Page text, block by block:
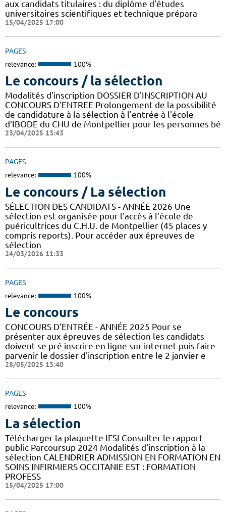
aux candidats titulaires : du diplôme d’études
universitaires scientifiques et technique prépara
15/04/2025 17:00
PAGES
relevance: 100%
Le concours / la sélection
Modalités d'inscription DOSSIER D'INSCRIPTION AU
CONCOURS D'ENTREE Prolongement de la possibilité
de candidature à la sélection à l'entrée à l'école
d'IBODE du CHU de Montpellier pour les personnes bé
23/04/2025 13:43
PAGES
relevance: 100%
Le concours / La sélection
SÉLECTION DES CANDIDATS - ANNÉE 2026 Une
sélection est organisée pour l'accès à l’école de
puéricultrices du C.H.U. de Montpellier (45 places y
compris reports). Pour accéder aux épreuves de
sélection
24/03/2026 11:33
PAGES
relevance: 100%
Le concours
CONCOURS D'ENTRÉE - ANNÉE 2025 Pour se
présenter aux épreuves de sélection les candidats
doivent se pré inscrire en ligne sur internet puis faire
parvenir le dossier d'inscription entre le 2 janvier e
28/05/2025 13:40
PAGES
relevance: 100%
La sélection
Télécharger la plaquette IFSI Consulter le rapport
public Parcoursup 2024 Modalités d'inscription à la
sélection CALENDRIER ADMISSION EN FORMATION EN
SOINS INFIRMIERS OCCITANIE EST : FORMATION
PROFESS
15/04/2025 17:00